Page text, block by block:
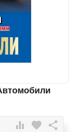
 favorite 